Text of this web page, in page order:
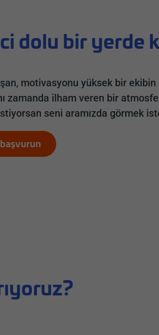
dolu bir yerde
motivasyonu yüksek bir
zamanda ilham veren bir
seni aramızda görmek